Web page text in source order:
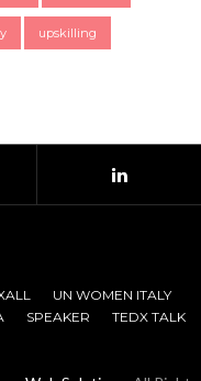
upskilling
UN WOMEN ITALY
SPEAKER
TEDX TALK